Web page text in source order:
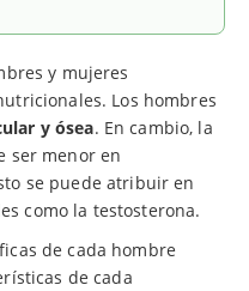
y mujeres
Los hombres
y ósea. En cambio, la
ser menor en
se puede atribuir en
como la testosterona.
de cada hombre
de cada